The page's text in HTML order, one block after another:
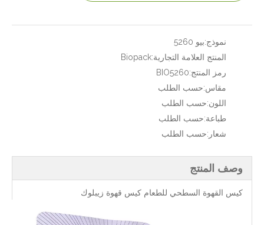
نموذج:بيو 5260
المنتج العلامة التجارية:Biopack
رمز المنتج:BIO5260
مقاس:حسب الطلب
اللون:حسب الطلب
طباعة:حسب الطلب
شعار:حسب الطلب
وصف المنتج
كيس القهوة السطحي للطعام كيس قهوة زيبلوك